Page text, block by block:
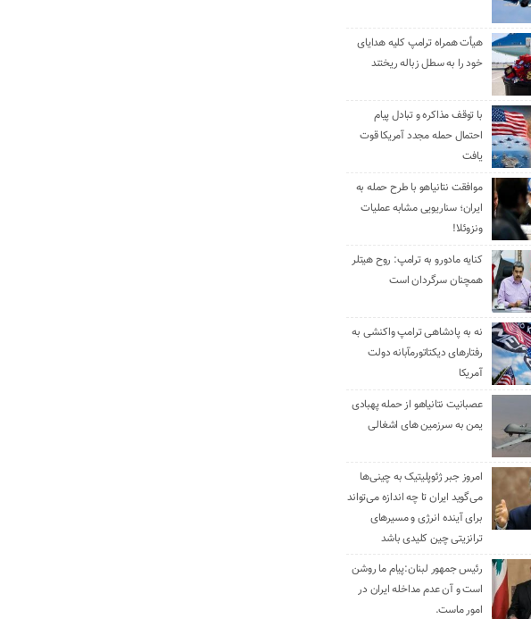
هیأت همراه ترامپ کلیه هدایای
خود را به سطل زباله ریختند
با توقف مذاکره و تبادل پیام
احتمال حمله مجدد آمریکا قوت
یافت
موافقت نتانیاهو با طرح حمله به
ایران؛ سناریویی مشابه عملیات
ونزوئلا!
کنایه مادورو به ترامپ: روح هیتلر
همچنان سرگردان است
نه به پادشاهی ترامپ واکنشی به
رفتارهای دیکتاتورمآبانه دولت
آمریکا
عصبانیت نتانیاهو از حمله پهبادی
یمن به سرزمین های اشغالی
امروز جبر ژئوپلیتیک به چینی‌ها
می‌گوید ایران تا چه اندازه می‌تواند
برای آینده انرژی و مسیرهای
ترانزیتی چین کلیدی باشد
رئیس جمهور لبنان:پیام ما روشن
است و آن عدم مداخله ایران در
امور ماست.